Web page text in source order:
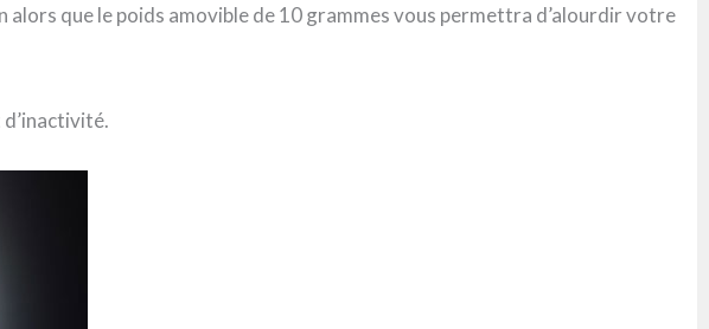
alors que le poids amovible de 10 grammes vous permettra d’alourdir votre